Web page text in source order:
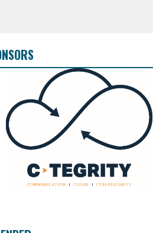
Dragons. Heb jij ook zin om een